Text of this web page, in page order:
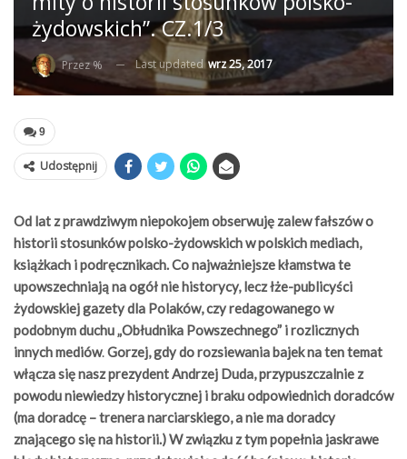
żydowskich”. CZ.1/3
Przez % Last updated wrz 25, 2017
9
Udostępnij
Od lat z prawdziwym niepokojem obserwuję zalew fałszów o
historii stosunków polsko-żydowskich w polskich mediach,
książkach i podręcznikach. Co najważniejsze kłamstwa te
upowszechniają na ogół nie historycy, lecz łże-publicyści
żydowskiej gazety dla Polaków, czy redagowanego w
podobnym duchu „Obłudnika Powszechnego” i rozlicznych
innych mediów.Gorzej, gdy do rozsiewania bajek na ten temat
włącza się nasz prezydent Andrzej Duda, przypuszczalnie z
powodu niewiedzy historycznej i braku odpowiednich doradców
(ma doradcę – trenera narciarskiego, a nie ma doradcy
znającego się na historii.) W związku z tym popełnia jaskrawe